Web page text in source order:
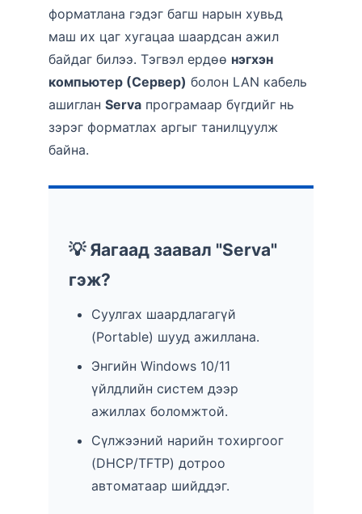
форматлана гэдэг багш нарын хувьд
маш их цаг хугацаа шаардсан ажил
байдаг билээ. Тэгвэл ердөө нэгхэн
компьютер (Сервер) болон LAN кабель
ашиглан Serva програмаар бүгдийг нь
зэрэг форматлах аргыг танилцуулж
байна.
💡 Яагаад заавал "Serva"
гэж?
Суулгах шаардлагагүй
(Portable) шууд ажиллана.
Энгийн Windows 10/11
үйлдлийн систем дээр
ажиллах боломжтой.
Сүлжээний нарийн тохиргоог
(DHCP/TFTP) дотроо
автоматаар шийддэг.